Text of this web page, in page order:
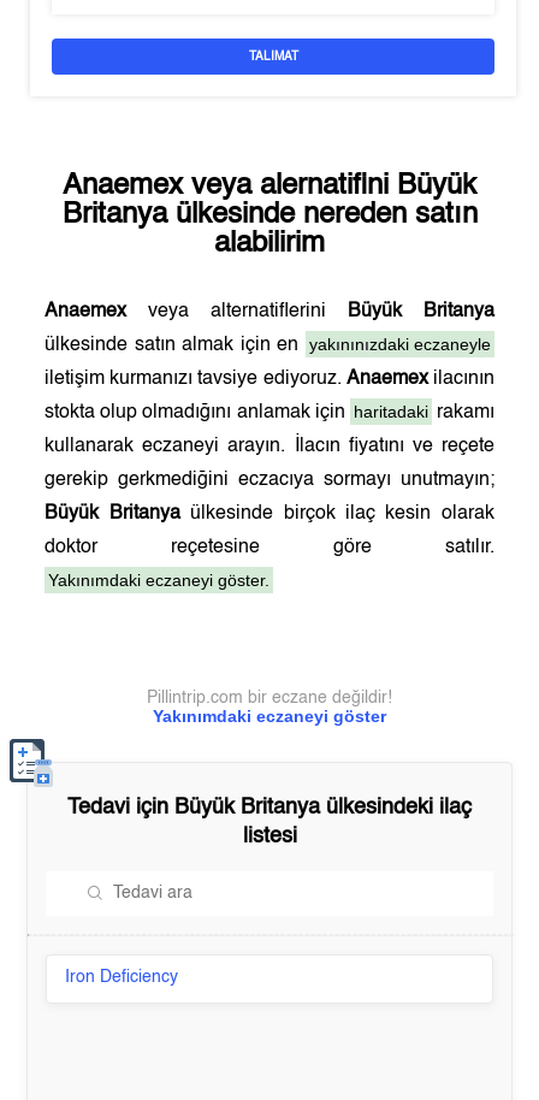
TALIMAT
Anaemexveya alernatifini Büyük
Britanyaülkesinde nereden satın
alabilirim
Anaemexveya alternatiflerini
Büyük Britanya
ülkesinde satın almak için en
yakınınızdaki eczaneyle
iletişim kurmanızı tavsiye ediyoruz. Anaemexilacının
stokta olup olmadığını anlamak için haritadaki rakamı
kullanarak eczaneyi arayın. İlacın fiyatını ve reçete
gerekip gerkmediğini eczacıya sormayı unutmayın;
Büyük Britanyaülkesinde birçok ilaç kesin olarak
doktor reçetesine göre satılır.
Yakınımdaki eczaneyi göster.
Yakınımdaki eczaneyi göster
Pillintrip.com bir eczane değildir!
Tedavi için Büyük Britanyaülkesindeki ilaç
listesi
Iron Deficiency